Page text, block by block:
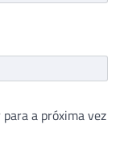
a próxima vez